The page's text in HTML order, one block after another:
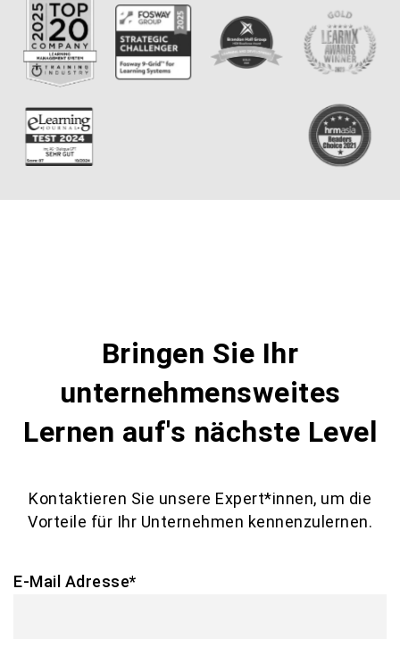
Bringen Sie Ihr
unternehmensweites
Lernen auf's nächste Level
Kontaktieren Sie unsere Expert*innen, um die
Vorteile für Ihr Unternehmen kennenzulernen.
E-Mail Adresse*